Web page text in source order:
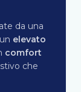
da una
elevato
comfort
che